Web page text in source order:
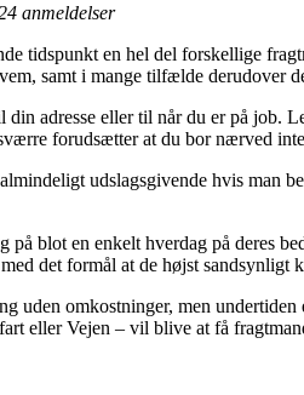
anmeldelser
tidspunkt en hel del forskellige
samt i mange tilfælde
din adresse eller til når du er på job.
forudsætter at du bor nærved
udslagsgivende hvis man
på blot en enkelt hverdag på deres
det formål at de højst
uden omkostninger, men
eller Vejen – vil blive at få